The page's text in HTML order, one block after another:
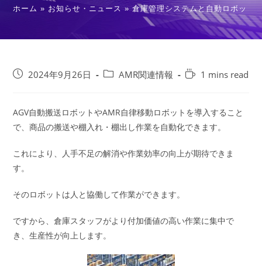
ホーム » お知らせ・ニュース »倉庫管理システムと自動ロボット
投
開
日:
2024年9月26日
投
テ
ゴ
ー:
AMR関連情報
Reading1 mins read
AGV自動搬送ロボットやAMR自律移動ロボットを導入すること
で、商品の搬送や棚入れ・棚出し作業を自動化できます。
これにより、人手不足の解消や作業効率の向上が期待できま
す。
そのロボットは人と協働して作業ができます。
ですから、倉庫スタッフがより付加価値の高い作業に集中で
き、生産性が向上します。